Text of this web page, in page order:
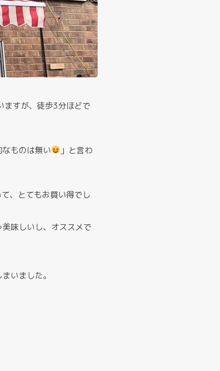
すが、徒歩3分ほどで
ものは無い
」と言わ
、とてもお買い得でし
味しいし、オススメで
いました。